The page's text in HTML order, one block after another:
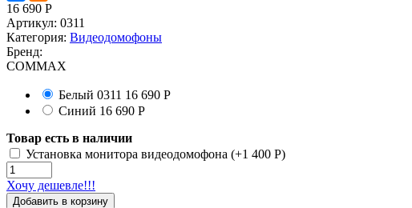
16 690 Р
Артикул: 0311
Категория: Видеодомофоны
Бренд:
COMMAX
Белый 0311 16 690 Р
Синий 16 690 Р
Товар есть в наличии
Установка монитора видеодомофона (+1 400 Р)
Хочу дешевле!!!